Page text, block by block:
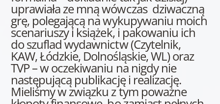
uprawiała ze mną wówczas dziwaczną
grę, polegającą na wykupywaniu moich
scenariuszy i książek, i pakowaniu ich
do szuflad wydawnictw (Czytelnik,
KAW, Łódzkie, Dolnośląskie, WL) oraz
TVP – w oczekiwaniu na nigdy nie
następującą publikację i realizację.
Mieliśmy w związku z tym poważne